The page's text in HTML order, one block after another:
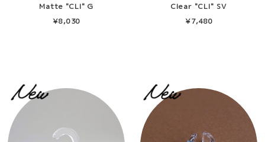
Matte "CLl" G
¥8,030
Clear "CLl" SV
¥7,480